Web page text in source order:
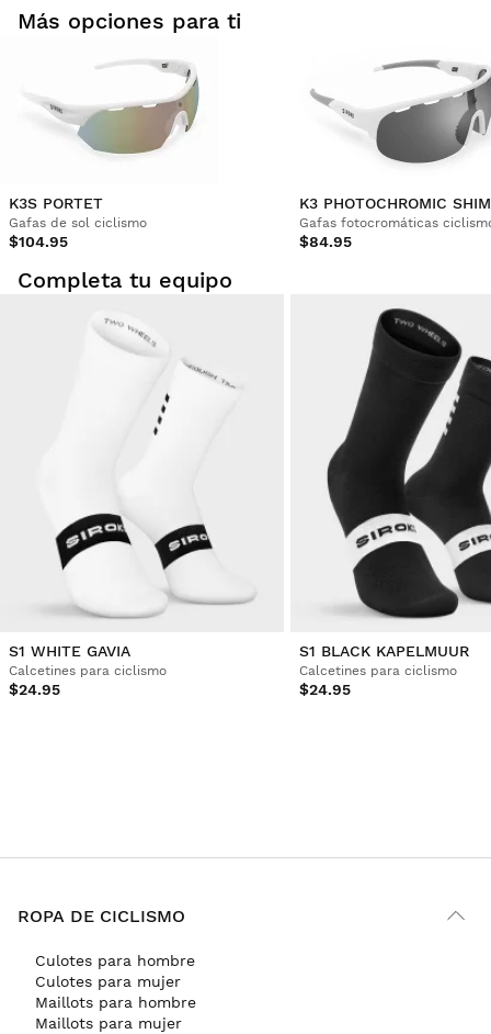
Martina Mazáčová
¿Ha sido útil esta opinión? Compartir hace 3 años
1 2 3 4
Más opciones para ti
K3S PORTET
Gafas de sol ciclismo
$104.95
Gafas fotocromáticas
$84.95
Completa tu equipo
S1 WHITE GAVIA
Calcetines para ciclismo
$24.95
S1 BLACK KAPELMUUR
Calcetines para ciclismo
$24.95
ROPA DE CICLISMO
Culotes para hombre
Culotes para mujer
Maillots para hombre
Maillots para mujer